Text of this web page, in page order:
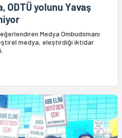
ODTÜ yolunu Yavaş
Medya Ombudsmanı
medya, eleştirdiği iktidar